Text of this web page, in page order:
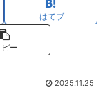
はてブ
ピー
2025.11.25